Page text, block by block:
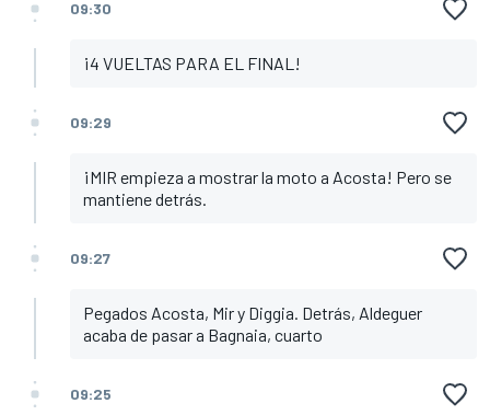
09:30
¡4 VUELTAS PARA EL FINAL!
09:29
¡MIR empieza a mostrar la moto a Acosta! Pero se
mantiene detrás.
09:27
Pegados Acosta, Mir y Diggia. Detrás, Aldeguer
acaba de pasar a Bagnaia, cuarto
09:25